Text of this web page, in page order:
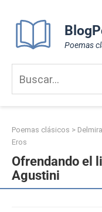
content
Poemas
Poemas clásicos >
Eros
Ofrendando el
Agustini